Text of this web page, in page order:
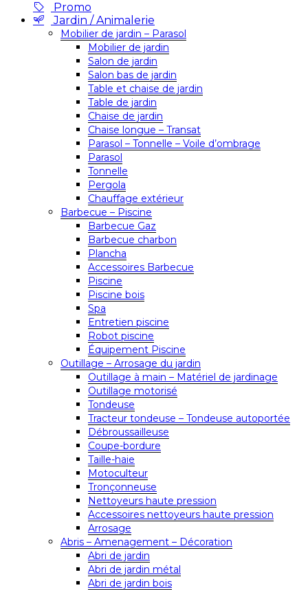
Promo
Jardin / Animalerie
Mobilier de jardin – Parasol
Mobilier de jardin
Salon de jardin
Salon bas de jardin
Table et chaise de jardin
Table de jardin
Chaise de jardin
Chaise longue – Transat
Parasol – Tonnelle – Voile d’ombrage
Parasol
Tonnelle
Pergola
Chauffage extérieur
Barbecue – Piscine
Barbecue Gaz
Barbecue charbon
Plancha
Accessoires Barbecue
Piscine
Piscine bois
Spa
Entretien piscine
Robot piscine
Équipement Piscine
Outillage – Arrosage du jardin
Outillage à main – Matériel de jardinage
Outillage motorisé
Tondeuse
Tracteur tondeuse – Tondeuse autoportée
Débroussailleuse
Coupe-bordure
Taille-haie
Motoculteur
Tronçonneuse
Nettoyeurs haute pression
Accessoires nettoyeurs haute pression
Arrosage
Abris – Amenagement – Décoration
Abri de jardin
Abri de jardin métal
Abri de jardin bois